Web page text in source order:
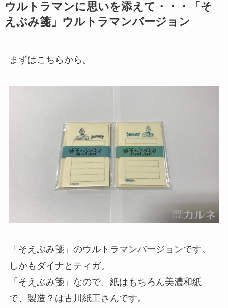
ウルトラマンに思いを添えて・・・「そ
えぶみ箋」ウルトラマンバージョン
まずはこちらから。
「そえぶみ箋」のウルトラマンバージョンです。
しかもダイナとティガ。
「そえぶみ箋」なので、紙はもちろん美濃和紙
で、製造？は古川紙工さんです。